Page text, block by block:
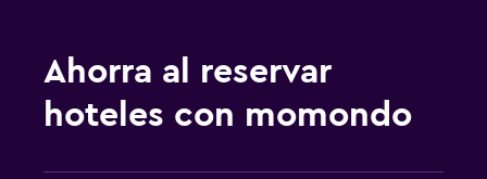
Ahorra al reservar
hoteles con momondo